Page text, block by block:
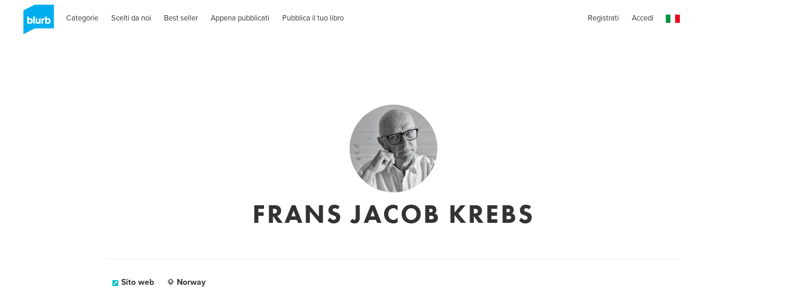
Categorie Scelti da noi Best seller Appena pubblicati Pubblica il tuo libro Registrati Accedi
FRANS JACOB KREBS
Sito web Norway